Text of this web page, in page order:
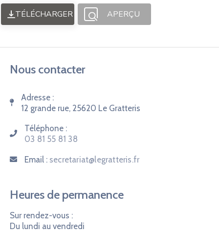
Services
Utiles
TÉLÉCHARGER APERÇU
Nous contacter
Adresse :
12 grande rue, 25620 Le Gratteris
Téléphone :
03 81 55 81 38
Email : secretariat@legratteris.fr
Heures de permanence
Sur rendez-vous :
Du lundi au vendredi